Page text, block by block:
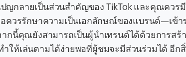
ญกลายเป็นส่วนสำคัญของ TikTok และคุณควร
ควรรักษาความเป็นเอกลักษณ์ของแบรนด์—เข้า
นี้คุณยังสามารถเป็นผู้นำเทรนด์ได้ด้วยการสร้
ให้เล่นตามได้ง่ายพอที่ผู้ชมจะมีส่วนร่วมได้ อี